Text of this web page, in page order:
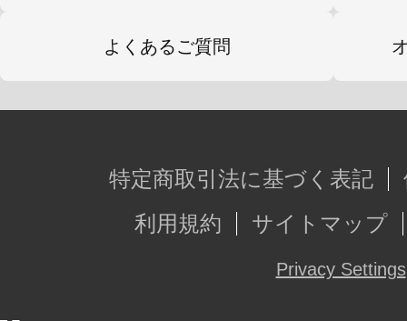
よくあるご質問
特定商取引法に基づく表記
利用規約
サイトマップ
Privacy Settings